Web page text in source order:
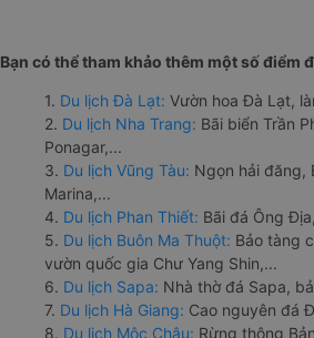
Bạn có thể tham khảo thêm một số điểm
1. Du lịch Đà Lạt: Vườn hoa Đà Lạt,
2. Du lịch Nha Trang: Bãi biển Trần
Ponagar,...
3. Du lịch Vũng Tàu: Ngọn hải đăng,
Marina,...
4. Du lịch Phan Thiết: Bãi đá Ông
5. Du lịch Buôn Ma Thuột: Bảo tàng
vườn quốc gia Chư Yang Shin,...
6. Du lịch Sapa: Nhà thờ đá Sapa,
7. Du lịch Hà Giang: Cao nguyên đá
8. Du lịch Mộc Châu: Rừng thông